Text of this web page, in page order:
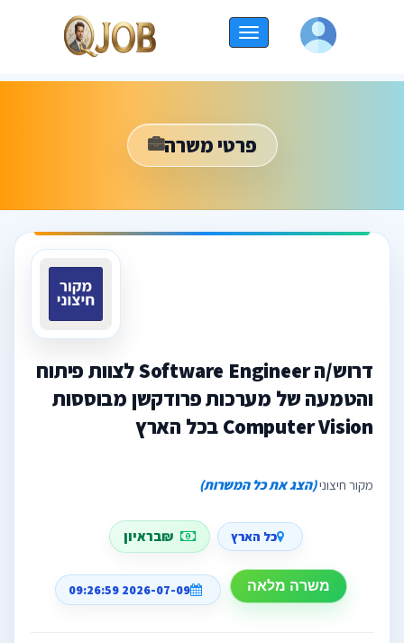
החלף
ניווט
פרטי משרה
דרוש/ה Software Engineer לצוות פיתוח
והטמעה של מערכות פרודקשן מבוססות
Computer Vision בכל הארץ
מקור חיצוני(הצג את כל המשרות)
כל הארץ ₪בראיון
משרה מלאה 2026-07-09 09:26:59